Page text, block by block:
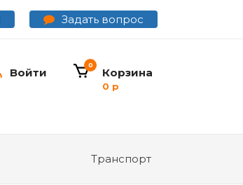
Задать вопрос
Войти Корзина
0
0 р
Транспорт